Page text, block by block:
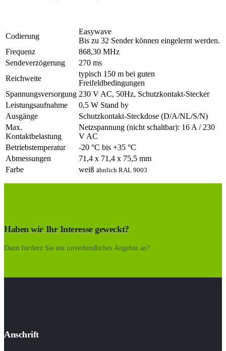
Codierung
Easywave
Bis zu 32 Sender können eingelernt werden.
Frequenz
868,30 MHz
Sendeverzögerung
270 ms
Reichweite
typisch 150 m bei guten
Freifeldbedingungen
Spannungsversorgung 230 V AC, 50Hz, Schutzkontakt-Stecker
Leistungsaufnahme
0,5 W Stand by
Ausgänge
Schutzkontakt-Steckdose (D/A/NL/S/N)
Max.
Kontaktbelastung
Netzspannung (nicht schaltbar): 16 A / 230
V AC
Betriebstemperatur
-20 °C bis +35 °C
Abmessungen
71,4 x 71,4 x 75,5 mm
Farbe
weiß ähnlich RAL 9003
Haben wir Ihr Interesse geweckt?
Dann fordern Sie ein unverbindliches Angebot an?
Anschrift